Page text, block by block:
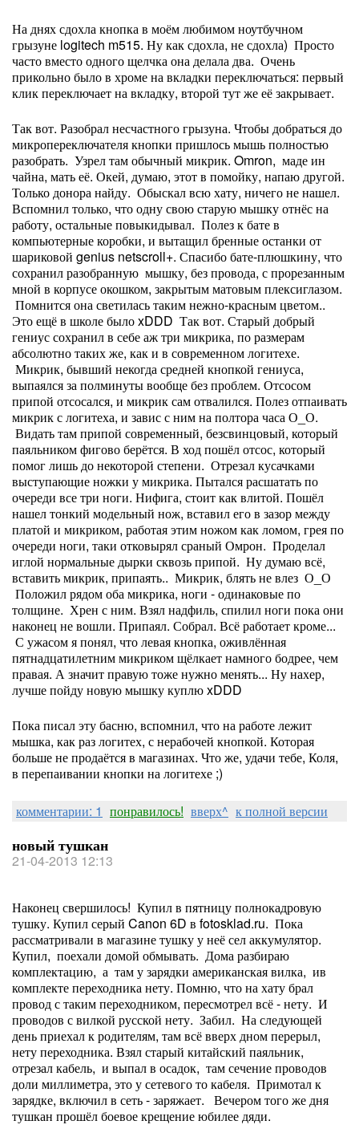
На днях сдохла кнопка в моём любимом ноутбучном
грызуне logitech m515. Ну как сдохла, не сдохла) Просто
часто вместо одного щелчка она делала два. Очень
прикольно было в хроме на вкладки переключаться: первый
клик переключает на вкладку, второй тут же её закрывает.
Так вот. Разобрал несчастного грызуна. Чтобы добраться до
микропереключателя кнопки пришлось мышь полностью
разобрать. Узрел там обычный микрик. Omron, маде ин
чайна, мать её. Окей, думаю, этот в помойку, напаю другой.
Только донора найду. Обыскал всю хату, ничего не нашел.
Вспомнил только, что одну свою старую мышку отнёс на
работу, остальные повыкидывал. Полез к бате в
компьютерные коробки, и вытащил бренные останки от
шариковой genius netscroll+. Спасибо бате-плюшкину, что
сохранил разобранную мышку, без провода, с прорезанным
мной в корпусе окошком, закрытым матовым плексиглазом.
Помнится она светилась таким нежно-красным цветом..
Это ещё в школе было xDDD Так вот. Старый добрый
гениус сохранил в себе аж три микрика, по размерам
абсолютно таких же, как и в современном логитехе.
Микрик, бывший некогда средней кнопкой гениуса,
выпаялся за полминуты вообще без проблем. Отсосом
припой отсосался, и микрик сам отвалился. Полез отпаивать
микрик с логитеха, и завис с ним на полтора часа О_О.
Видать там припой современный, безсвинцовый, который
паяльником фигово берётся. В ход пошёл отсос, который
помог лишь до некоторой степени. Отрезал кусачками
выступающие ножки у микрика. Пытался расшатать по
очереди все три ноги. Нифига, стоит как влитой. Пошёл
нашел тонкий модельный нож, вставил его в зазор между
платой и микриком, работая этим ножом как ломом, грея по
очереди ноги, таки отковырял сраный Омрон. Проделал
иглой нормальные дырки сквозь припой. Ну думаю всё,
вставить микрик, припаять.. Микрик, блять не влез О_О
Положил рядом оба микрика, ноги - одинаковые по
толщине. Хрен с ним. Взял надфиль, спилил ноги пока они
наконец не вошли. Припаял. Собрал. Всё работает кроме...
С ужасом я понял, что левая кнопка, оживлённая
пятнадцатилетним микриком щёлкает намного бодрее, чем
правая. А значит правую тоже нужно менять... Ну нахер,
лучше пойду новую мышку куплю xDDD
Пока писал эту басню, вспомнил, что на работе лежит
мышка, как раз логитех, с нерабочей кнопкой. Которая
больше не продаётся в магазинах. Что же, удачи тебе, Коля,
в перепаивании кнопки на логитехе ;)
комментарии: 1 понравилось! вверх^ к полной версии
новый тушкан
21-04-2013 12:13
Наконец свершилось! Купил в пятницу полнокадровую
тушку. Купил серый Canon 6D в fotosklad.ru. Пока
рассматривали в магазине тушку у неё сел аккумулятор.
Купил, поехали домой обмывать. Дома разбираю
комплектацию, а там у зарядки американская вилка, ив
комплекте переходника нету. Помню, что на хату брал
провод с таким переходником, пересмотрел всё - нету. И
проводов с вилкой русской нету. Забил. На следующей
день приехал к родителям, там всё вверх дном перерыл,
нету переходника. Взял старый китайский паяльник,
отрезал кабель, и выпал в осадок, там сечение проводов
доли миллиметра, это у сетевого то кабеля. Примотал к
зарядке, включил в сеть - заряжает. Вечером того же дня
тушкан прошёл боевое крещение юбилее дяди.